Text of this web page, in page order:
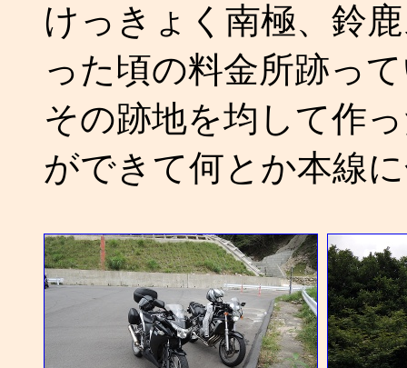
けっきょく南極、鈴
った頃の料金所跡っ
その跡地を均して作
ができて何とか本線